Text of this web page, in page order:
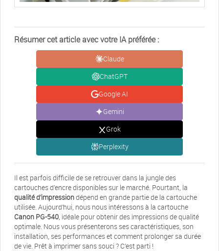
Résumer cet article avec votre IA préférée :
Claude
ChatGPT
Google AI
Gemini
Grok
Perplexity
Il est parfois difficile de se retrouver dans la jungle des
cartouches d’encre disponibles sur le marché. Pourtant, la
qualité d’impressiondépend en grande partie de la cartouche
utilisée. Aujourd’hui, nous nous intéressons à la cartouche
Canon PG-540 , idéale pour obtenir des impressions de qualité
optimale. Nous vous présenterons ses caractéristiques, son
installation, ses performances et comment prolonger sa durée
de vie. Prêt à imprimer sans souci ? C’est parti !